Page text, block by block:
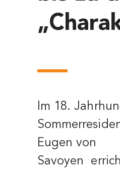
Im 18.
Eugen von
Savoyen